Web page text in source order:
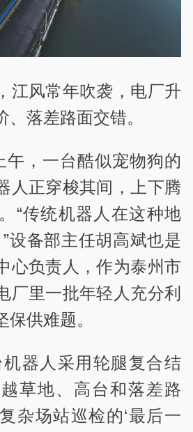
江风常年吹袭，电厂升
、落差路面交错。
午，一台酷似宠物狗的
人正穿梭其间，上下腾
“传统机器人在这种地
”设备部主任胡高斌也是
心负责人，作为泰州市
厂里一批年轻人充分利
保供难题。
机器人采用轮腿复合结
草地、高台和落差路
杂场站巡检的‘最后一